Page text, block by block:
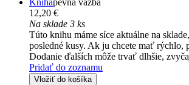
Knihapevná väzba
12,20 €
Na sklade 3 ks
Túto knihu máme síce aktuálne na
posledné kusy. Ak ju chcete mať rýchlo,
Dodanie ďalších môže trvať dlhšie,
Pridať do zoznamu
Vložiť do košíka